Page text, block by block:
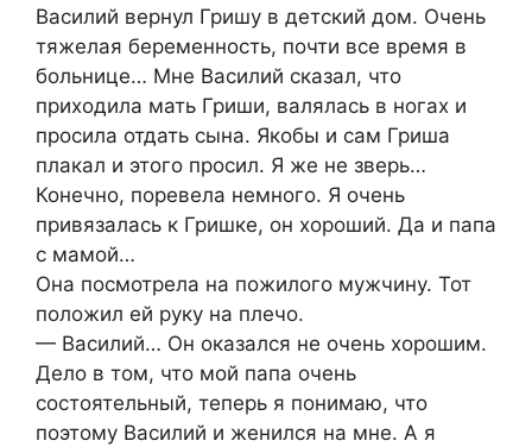
Василий вернул Гришу в детский дом. Очень
тяжелая беременность, почти все время в
больнице… Мне Василий сказал, что
приходила мать Гриши, валялась в ногах и
просила отдать сына. Якобы и сам Гриша
плакал и этого просил. Я же не зверь…
Конечно, поревела немного. Я очень
привязалась к Гришке, он хороший. Да и папа
с мамой…
Она посмотрела на пожилого мужчину. Тот
положил ей руку на плечо.
— Василий… Он оказался не очень хорошим.
Дело в том, что мой папа очень
состоятельный, теперь я понимаю, что
поэтому Василий и женился на мне. А я